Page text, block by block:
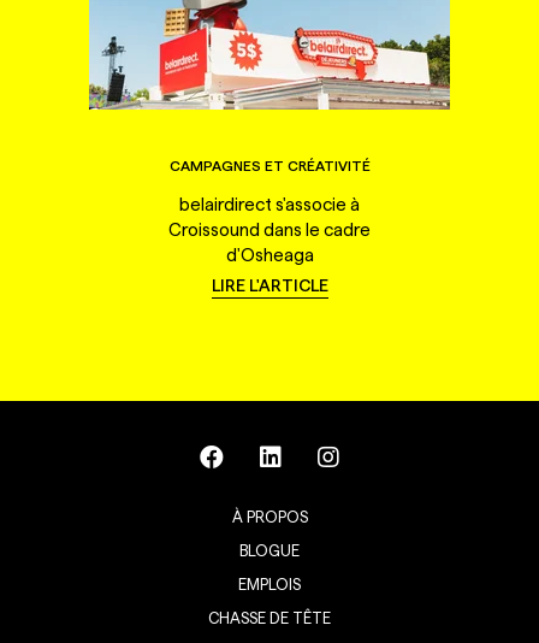
CAMPAGNES ET CRÉATIVITÉ
belairdirect s'associe à
Croissound dans le cadre
d'Osheaga
LIRE L'ARTICLE
À PROPOS
BLOGUE
EMPLOIS
CHASSE DE TÊTE